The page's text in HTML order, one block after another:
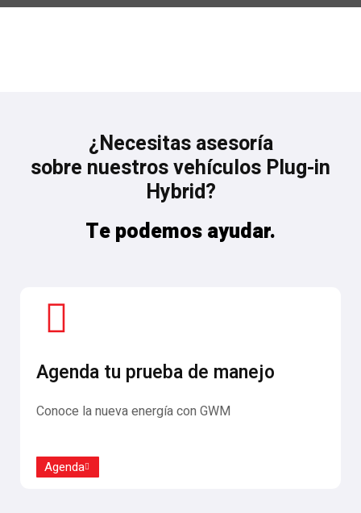
¿Necesitas asesoría
sobre nuestros vehículos Plug-in
Hybrid?
Te podemos ayudar.
Agenda tu prueba de manejo
Conoce la nueva energía con GWM
Agenda